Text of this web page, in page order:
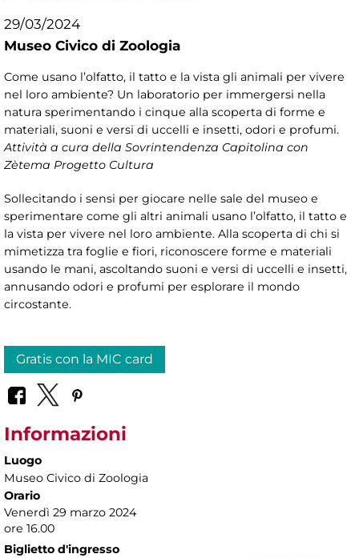
29/03/2024
Museo Civico di Zoologia
Come usano l’olfatto, il tatto e la vista gli animali per vivere
nel loro ambiente? Un laboratorio per immergersi nella
natura sperimentando i cinque alla scoperta di forme e
materiali, suoni e versi di uccelli e insetti, odori e profumi.
Attività a cura della Sovrintendenza Capitolina con
Zètema Progetto Cultura
Sollecitando i sensi per giocare nelle sale del museo e
sperimentare come gli altri animali usano l’olfatto, il tatto e
la vista per vivere nel loro ambiente. Alla scoperta di chi si
mimetizza tra foglie e fiori, riconoscere forme e materiali
usando le mani, ascoltando suoni e versi di uccelli e insetti,
annusando odori e profumi per esplorare il mondo
circostante.
Gratis con la MIC card
Informazioni
Luogo
Museo Civico di Zoologia
Orario
Venerdì 29 marzo 2024
ore 16.00
Biglietto d'ingresso